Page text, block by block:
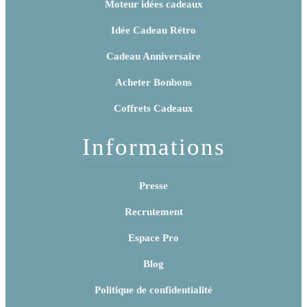
Moteur idées cadeaux
Idée Cadeau Rétro
Cadeau Anniversaire
Acheter Bonbons
Coffrets Cadeaux
Informations
Presse
Recrutement
Espace Pro
Blog
Politique de confidentialité